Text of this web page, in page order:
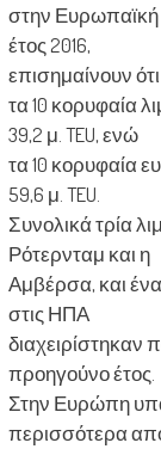
στην Ευρωπαϊκή
έτος 2016,
επισημαίνουν ότι
τα 10 κορυφαία
39,2 μ. TEU, ενώ
τα 10 κορυφαία
59,6 μ. TEU.
Συνολικά τρία
Ρότερνταμ και η
Αμβέρσα, και
στις ΗΠΑ
διαχειρίστηκαν
προηγούνο έτος.
Στην Ευρώπη
περισσότερα